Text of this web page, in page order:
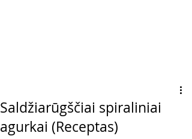
Saldžiarūgščiai spiraliniai
agurkai (Receptas)